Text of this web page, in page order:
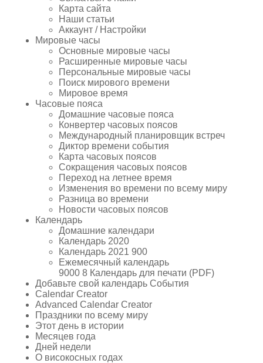
Карта сайта
Наши статьи
Аккаунт / Настройки
Мировые часы
Основные мировые часы
Расширенные мировые часы
Персональные мировые часы
Поиск мирового времени
Мировое время
Часовые пояса
Домашние часовые пояса
Конвертер часовых поясов
Международный планировщик встреч
Диктор времени события
Карта часовых поясов
Сокращения часовых поясов
Переход на летнее время
Изменения во времени по всему миру
Разница во времени
Новости часовых поясов
Календарь
Домашние календари
Календарь 2020
Календарь 2021 900
Ежемесячный календарь
9000 8 Календарь для печати (PDF)
Добавьте свой календарь События
Calendar Creator
Advanced Calendar Creator
Праздники по всему миру
Этот день в истории
Месяцев года
Дней недели
О високосных годах